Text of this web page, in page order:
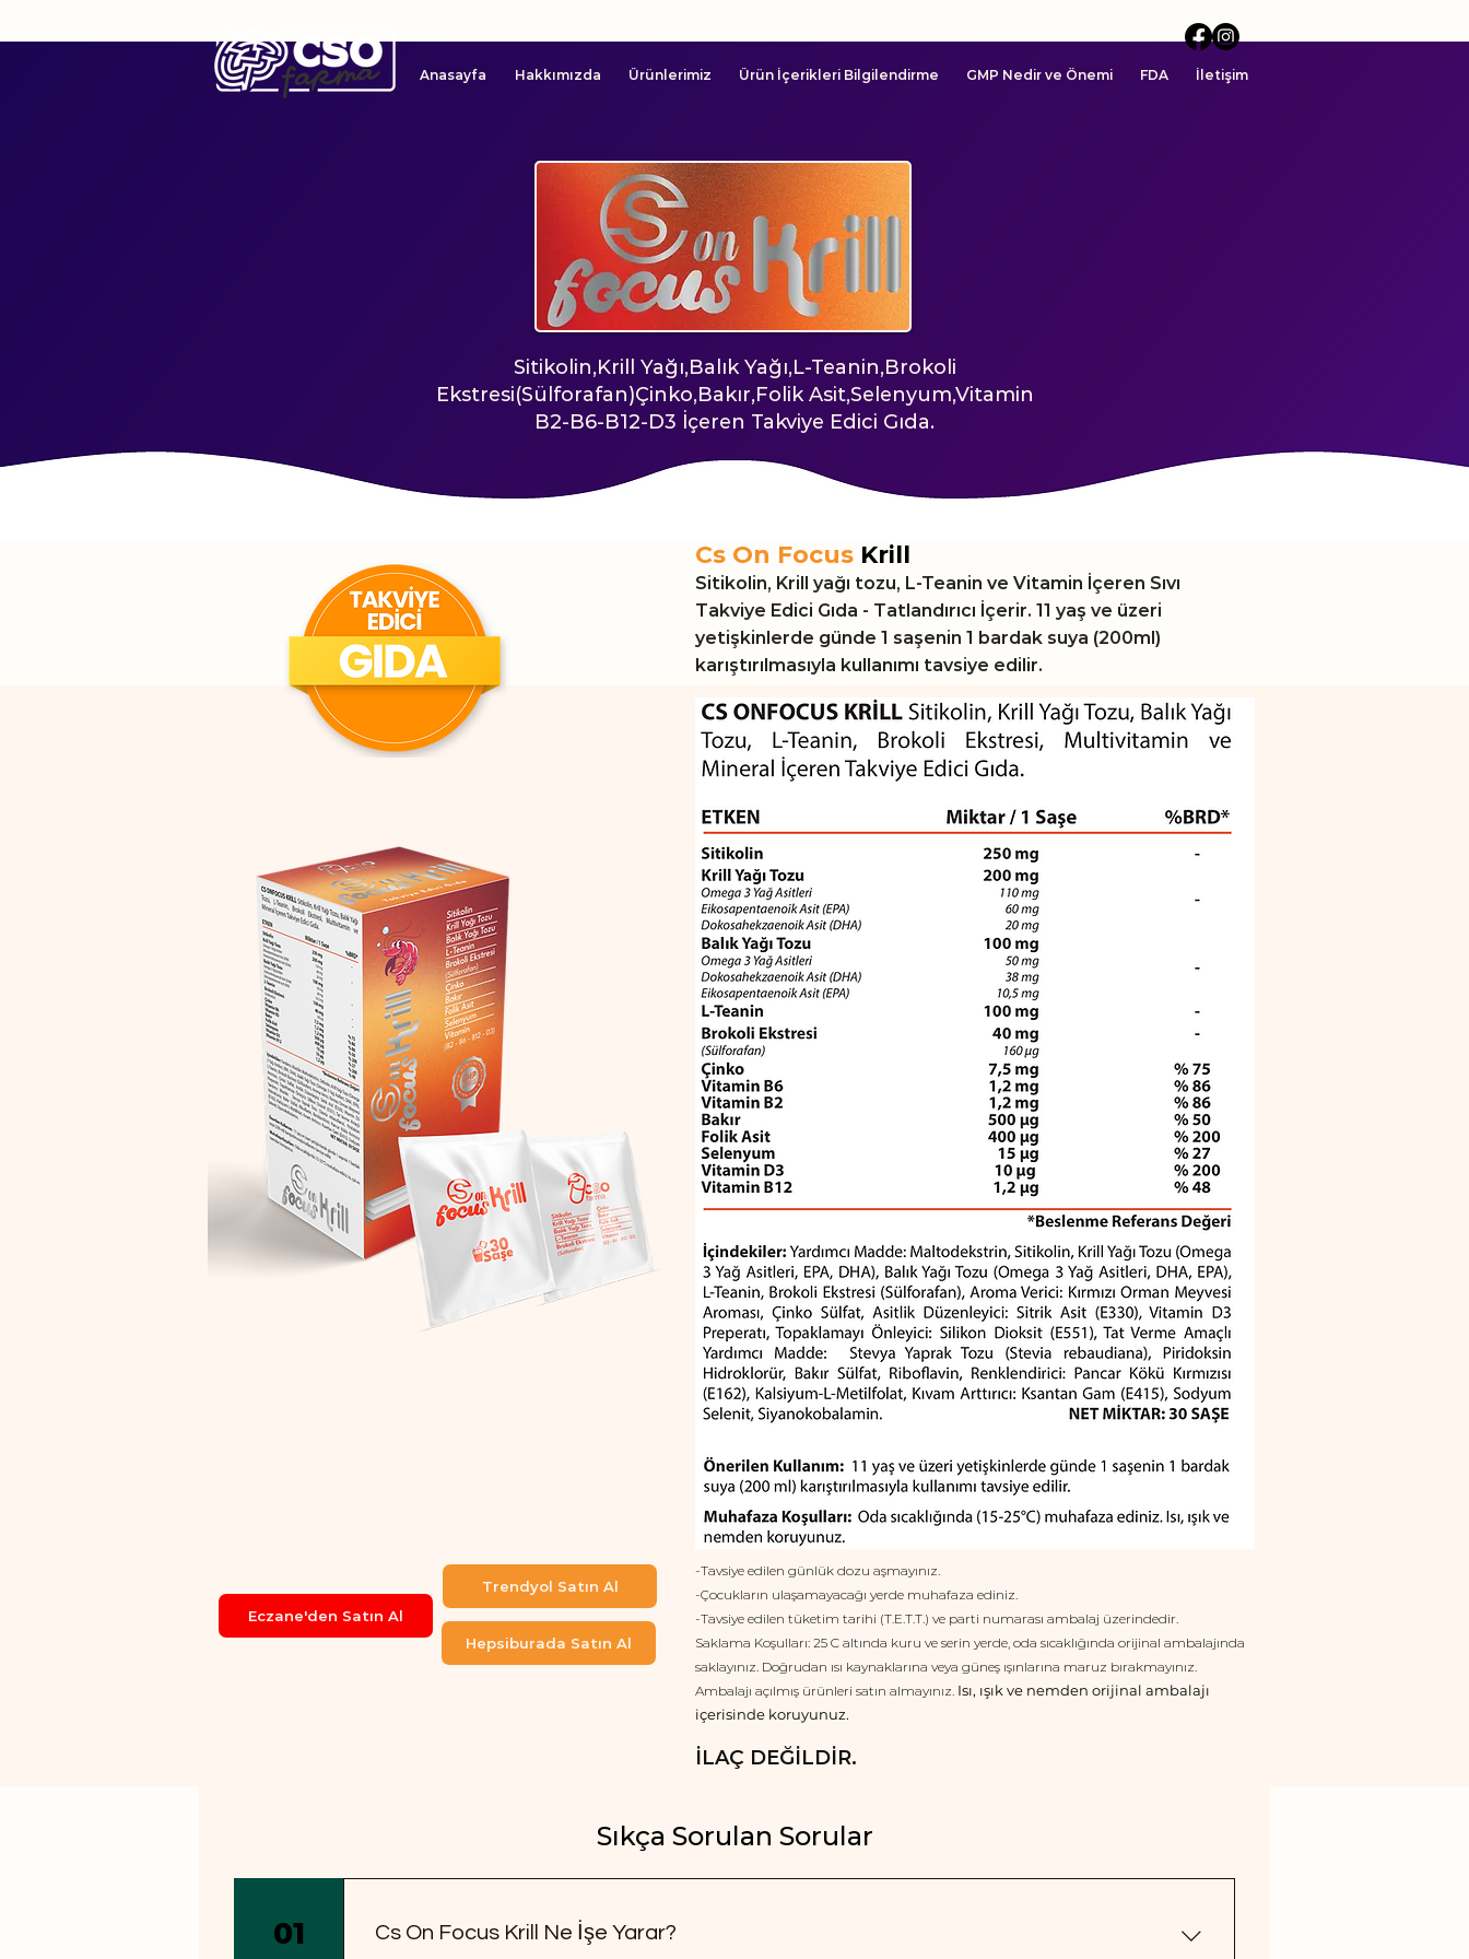
Anasayfa Hakkımızda Ürünlerimiz Ürün İçerikleri Bilgilendirme GMP Nedir ve Önemi FDA İletişim
Sitikolin,Krill Yağı,Balık Yağı,L-Teanin,Brokoli
Ekstresi(Sülforafan)Çinko,Bakır,Folik Asit,Selenyum,Vitamin
B2-B6-B12-D3 İçeren Takviye Edici Gıda.
Cs On Focus Krill
Sitikolin, Krill yağı tozu, L-Teanin ve Vitamin İçeren Sıvı
Takviye Edici Gıda - Tatlandırıcı İçerir. 11 yaş ve üzeri
yetişkinlerde günde 1 saşenin 1 bardak suya (200ml)
karıştırılmasıyla kullanımı tavsiye edilir.
Eczane'den Satın Al
Trendyol Satın Al
Hepsiburada Satın Al
-Tavsiye edilen günlük dozu aşmayınız.
-Çocukların ulaşamayacağı yerde muhafaza ediniz.
-Tavsiye edilen tüketim tarihi (T.E.T.T.) ve parti numarası ambalaj üzerindedir.
Saklama Koşulları: 25 C altında kuru ve serin yerde, oda sıcaklığında orijinal ambalajında
saklayınız. Doğrudan ısı kaynaklarına veya güneş ışınlarına maruz bırakmayınız.
Ambalajı açılmış ürünleri satın almayınız. Isı, ışık ve nemden orijinal ambalajı
içerisinde koruyunuz.
İLAÇ DEĞİLDİR.
Sıkça Sorulan Sorular
01 Cs On Focus Krill Ne İşe Yarar?